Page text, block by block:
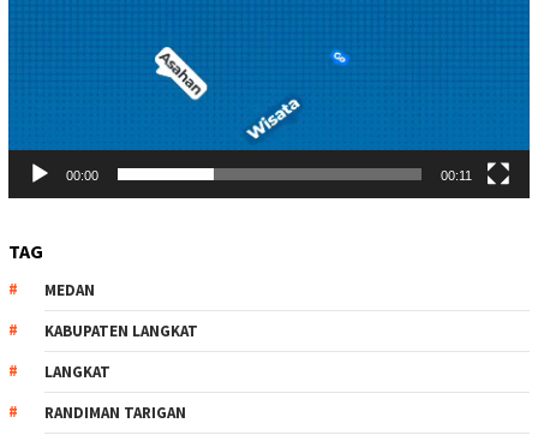
00:00 00:11
TAG
MEDAN
KABUPATEN LANGKAT
LANGKAT
RANDIMAN TARIGAN